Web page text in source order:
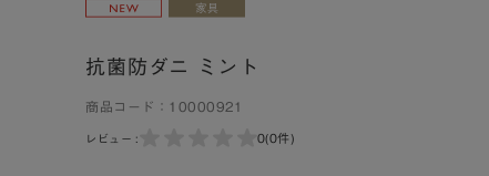
抗菌防ダニ ミント
商品コード： 10000921
レビュー : 0(0件)